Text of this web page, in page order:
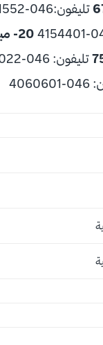
تليفون:046-4121552
20- مينا الكيلو 72
تليفون: 046-4260022